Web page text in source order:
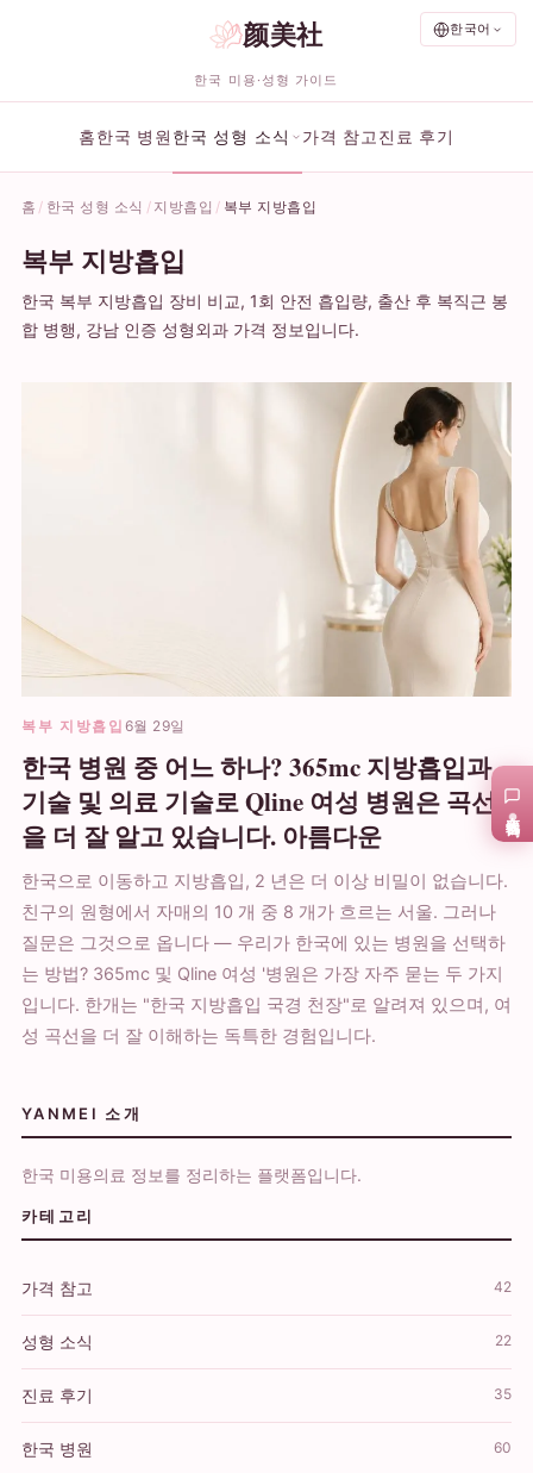
한국어
颜美社
한국 미용·성형 가이드
홈한국 병원 한국 성형 소식 가격 참고 진료 후기
홈 한국 성형 소식 지방흡입 복부 지방흡입
복부 지방흡입
한국 복부 지방흡입 장비 비교, 1회 안전 흡입량, 출산 후 복직근 봉
합 병행, 강남 인증 성형외과 가격 정보입니다.
복부 지방흡입 6월 29일
한국 병원 중 어느 하나? 365mc 지방흡입과
기술 및 의료 기술로 Qline 여성 병원은 곡선
을 더 잘 알고 있습니다. 아름다운
한국으로 이동하고 지방흡입, 2 년은 더 이상 비밀이 없습니다.
친구의 원형에서 자매의 10 개 중 8 개가 흐르는 서울. 그러나
질문은 그것으로 옵니다 — 우리가 한국에 있는 병원을 선택하
는 방법? 365mc 및 Qline 여성 '병원은 가장 자주 묻는 두 가지
입니다. 한개는 "한국 지방흡입 국경 천장"로 알려져 있으며, 여
성 곡선을 더 잘 이해하는 독특한 경험입니다.
YANMEI 소개
한국 미용의료 정보를 정리하는 플랫폼입니다.
카테고리
가격 참고 42
성형 소식 22
진료 후기 35
한국 병원 60